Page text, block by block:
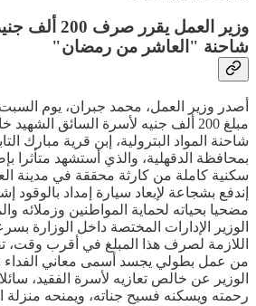
وزير العمل
شاحنة "العاشر من رمضان"
أصدر وزير العمل، محمد جبران، يوم
مبلغ 200 ألف جنيه لأسرة السائق
شاحنة المواد البترولية، إبن قرية مبارك
بمحافظة الدقهلية، والذي أستشهد متأثرا
سكنية كاملة من كارثة محققة في مدينة
إندفع بشجاعة لإبعاد سيارة إمداد بالوقود
مضحيا بحياته لحماية المواطنين وزملائه
الوزير الإدارات المختصة داخل الوزارة
اللازمة لصرف هذا المبلغ في أقرب وقت،
من عمل بطولي يجسد أسمى معاني الفداء
الوزير عن خالص تعازيه لأسرة الفقيد،
رحمته ويسكنه فسيح جناته، ويمنحه منزلة